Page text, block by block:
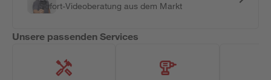
Sofort-Videoberatung aus dem Markt
Unsere passenden Services